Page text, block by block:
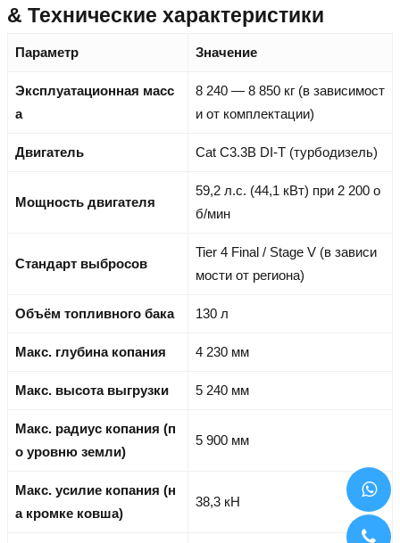
& Технические характеристики
Параметр Значение
Эксплуатационная масс
а
8 240 — 8 850 кг (в зависимост
и от комплектации)
Двигатель Cat C3.3B DI-T (турбодизель)
Мощность двигателя
59,2 л.с. (44,1 кВт) при 2 200 о
б/мин
Стандарт выбросов
Tier 4 Final / Stage V (в зависи
мости от региона)
Объём топливного бака 130 л
Макс. глубина копания 4 230 мм
Макс. высота выгрузки 5 240 мм
Макс. радиус копания (п
о уровню земли)
5 900 мм
Макс. усилие копания (н
а кромке ковша)
38,3 кН